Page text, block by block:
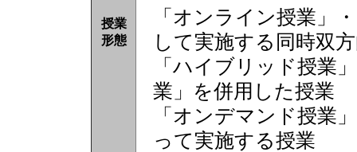
授業
形態
「オンライン授業」
して実施する同時双
「ハイブリッド授業
業」を併用した授業
「オンデマンド授業
って実施する授業